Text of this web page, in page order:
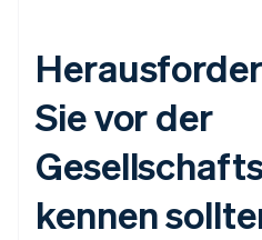
Sie vor der
kennen